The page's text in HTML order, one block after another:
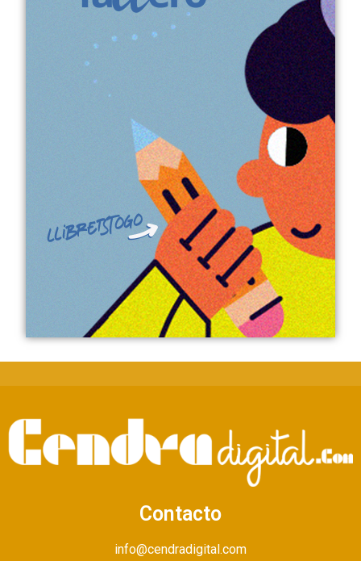
Contacto
info@cendradigital.com